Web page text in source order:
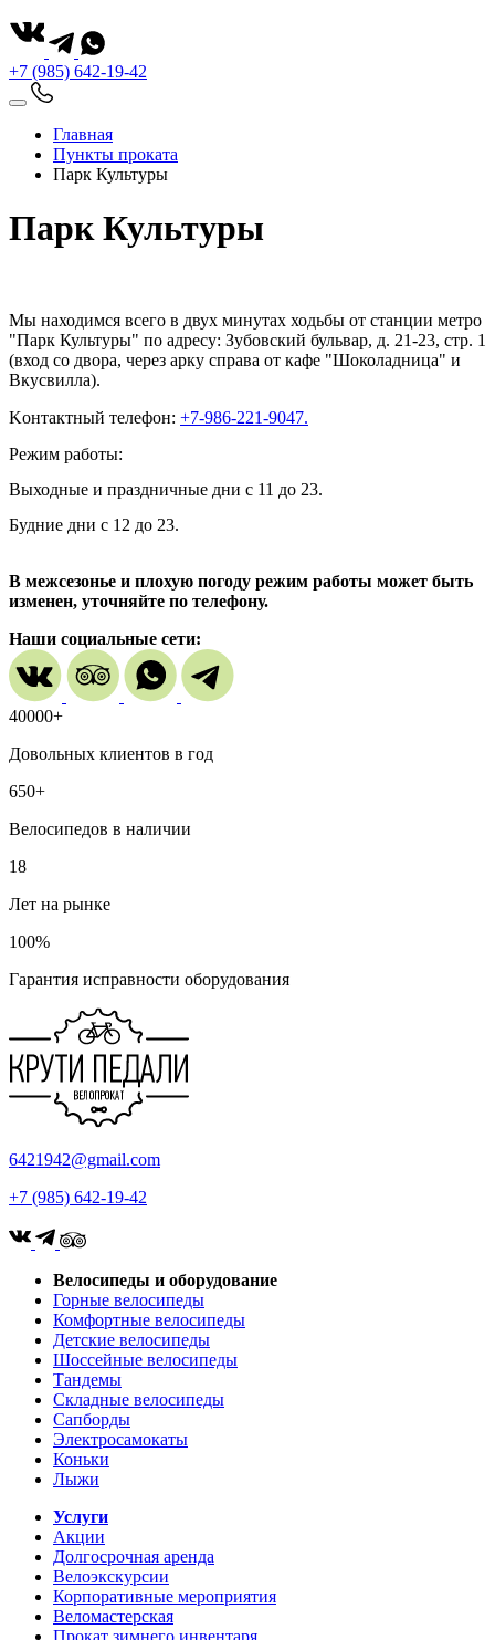
+7 (985) 642-19-42
Главная
Пункты проката
Парк Культуры
Парк Культуры
Мы находимся всего в двух минутах ходьбы от станции метро
"Парк Культуры" по адресу: Зубовский бульвар, д. 21-23, стр. 1
(вход со двора, через арку справа от кафе "Шоколадница" и
Вкусвилла).
Kонтактный телефон: +7-986-221-9047.
Режим работы:
Выходные и праздничные дни с 11 до 23.
Будние дни с 12 до 23.
В межсезонье и плохую погоду режим работы может быть
изменен, уточняйте по телефону.
Наши социальные сети:
40000+
Довольных клиентов в год
650+
Велосипедов в наличии
18
Лет на рынке
100%
Гарантия исправности оборудования
6421942@gmail.com
+7 (985) 642-19-42
Велосипеды и оборудование
Горные велосипеды
Комфортные велосипеды
Детские велосипеды
Шоссейные велосипеды
Тандемы
Складные велосипеды
Сапборды
Электросамокаты
Коньки
Лыжи
Услуги
Акции
Долгосрочная аренда
Велоэкскурсии
Корпоративные мероприятия
Веломастерская
Прокат зимнего инвентаря